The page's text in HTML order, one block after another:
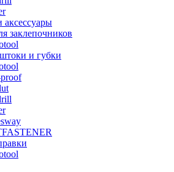
аксессуары
заклепочников
и губки